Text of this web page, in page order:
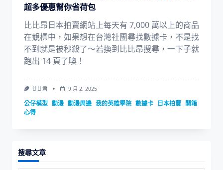
超多優惠幫你省荷包
比比昂日本拍賣網站上每天有 7,000 萬以上的商品
在競標中，如果想在台灣社團尋找數據卡，不是找
不到就是被秒殺了～若換到比比昂搜尋，一下子就
跑出 14 頁了噢！
比比君 9 月 2, 2025
公仔模型 動漫 動漫周邊 我的英雄學院 數據卡 日本拍賣 開箱
心得
搜尋文章